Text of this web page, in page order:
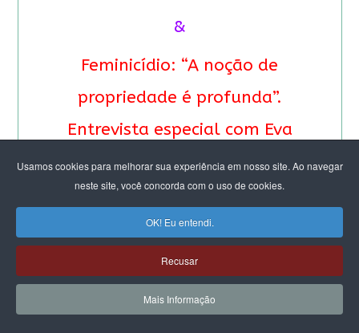
Usamos cookies para melhorar sua experiência em nosso site. Ao navegar
neste site, você concorda com o uso de cookies.
OK! Eu entendi.
Recusar
Mais Informação
&
Feminicídio: “A noção de
propriedade é profunda”.
Entrevista especial com Eva
Alterman Blay